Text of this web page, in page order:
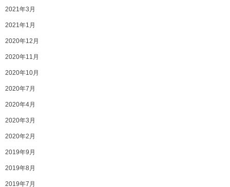
2021年3月
2021年1月
2020年12月
2020年11月
2020年10月
2020年7月
2020年4月
2020年3月
2020年2月
2019年9月
2019年8月
2019年7月